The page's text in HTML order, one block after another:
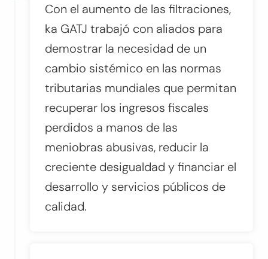
Con el aumento de las filtraciones,
ka GATJ trabajó con aliados para
demostrar la necesidad de un
cambio sistémico en las normas
tributarias mundiales que permitan
recuperar los ingresos fiscales
perdidos a manos de las
meniobras abusivas, reducir la
creciente desigualdad y financiar el
desarrollo y servicios públicos de
calidad.